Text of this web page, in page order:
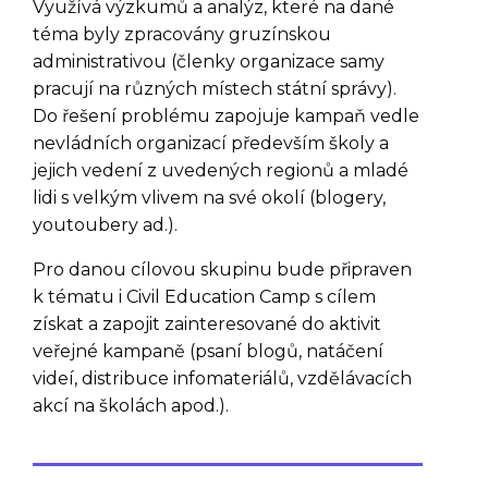
Využívá výzkumů a analýz, které na dané
téma byly zpracovány gruzínskou
administrativou (členky organizace samy
pracují na různých místech státní správy).
Do řešení problému zapojuje kampaň vedle
nevládních organizací především školy a
jejich vedení z uvedených regionů a mladé
lidi s velkým vlivem na své okolí (blogery,
youtoubery ad.).
Pro danou cílovou skupinu bude připraven
k tématu i Civil Education Camp s cílem
získat a zapojit zainteresované do aktivit
veřejné kampaně (psaní blogů, natáčení
videí, distribuce infomateriálů, vzdělávacích
akcí na školách apod.).